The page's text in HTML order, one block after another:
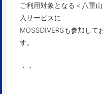
ご利用対象となる＜八重
入サービスに
MOSSDIVERSも参加して
す。
・・